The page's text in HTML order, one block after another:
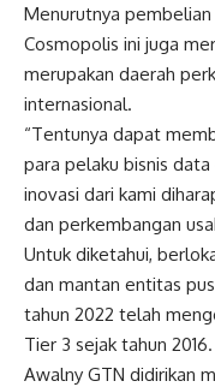
Menurutnya
Cosmopolis ini juga
merupakan daerah
internasional.
“Tentunya dapat
para pelaku bisnis
inovasi dari kami
dan perkembangan
Untuk diketahui,
dan mantan entitas
tahun 2022 telah
Tier 3 sejak tahun 2016.
Awalny GTN didirikan